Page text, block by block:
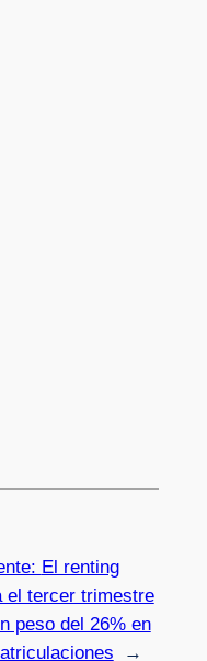
El renting
el tercer trimestre
peso del 26% en
→